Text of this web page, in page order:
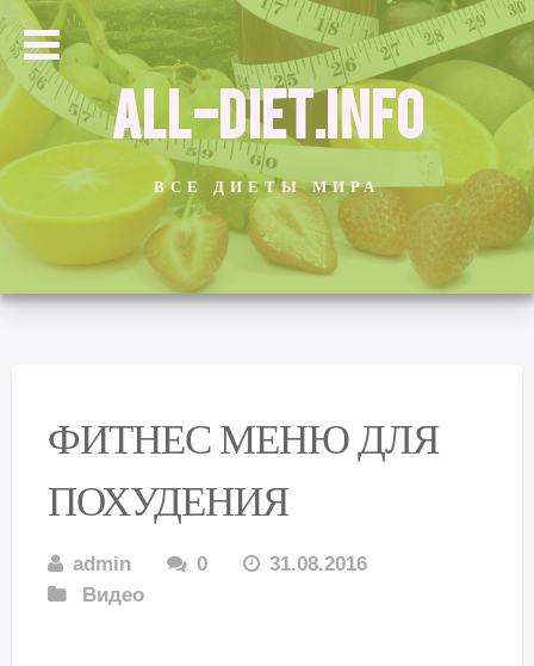
ALL-DIET.INFO
ВСЕ ДИЕТЫ МИРА
ФИТНЕС МЕНЮ ДЛЯ
ПОХУДЕНИЯ
admin 0
31.08.2016
Видео